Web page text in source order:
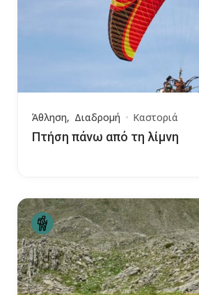
Άθληση Διαδρομή Καστοριά
Πτήση πάνω από τη λίμνη